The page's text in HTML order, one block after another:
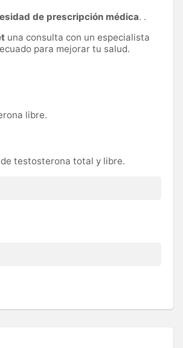
de prescripción médica. .
una consulta con un especialista
para mejorar tu salud.
libre.
testosterona total y libre.